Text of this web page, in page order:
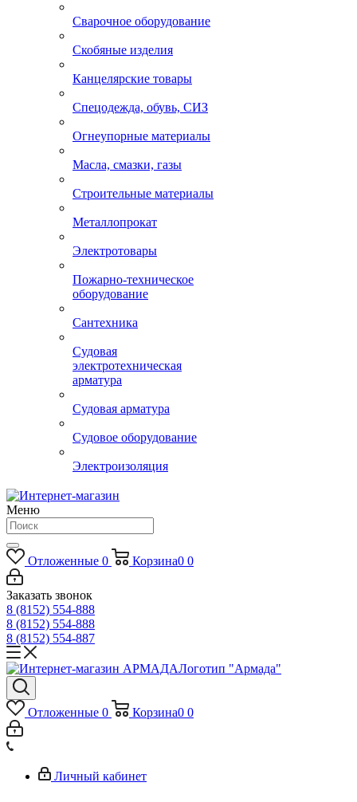
Сварочное оборудование
Скобяные изделия
Канцелярские товары
Спецодежда, обувь, СИЗ
Огнеупорные материалы
Масла, смазки, газы
Строительные материалы
Металлопрокат
Электротовары
Пожарно-техническое
оборудование
Сантехника
Судовая
электротехническая
арматура
Судовая арматура
Судовое оборудование
Электроизоляция
Меню
Отложенные 0 Корзина0 0
Заказать звонок
8 (8152) 554-888
8 (8152) 554-888
8 (8152) 554-887
Логотип "Армада"
Отложенные 0 Корзина0 0
Личный кабинет